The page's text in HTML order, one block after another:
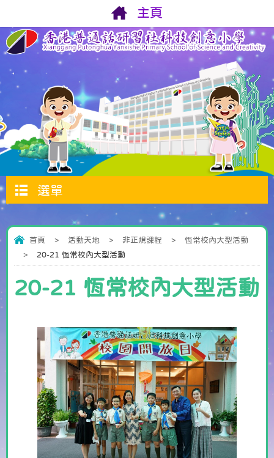
主頁
選單
首頁 > 活動天地 > 非正規課程 >
恆常校內大型活動
>
20-21 恆常校內大型活動
20-21 恆常校內大型活動